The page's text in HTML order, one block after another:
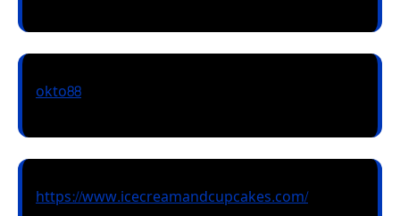
okto88
https://www.icecreamandcupcakes.com/